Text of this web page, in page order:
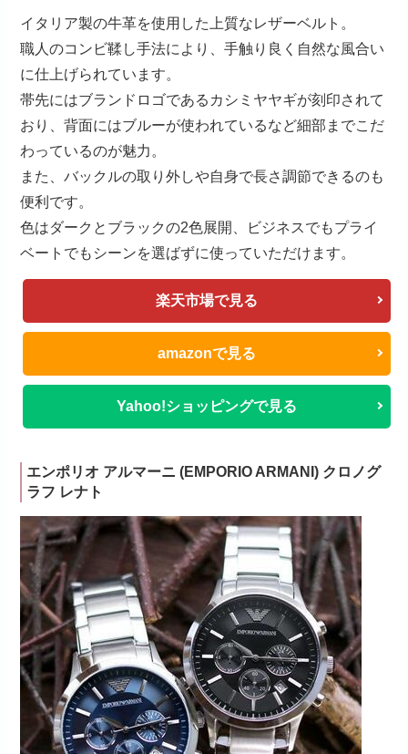
イタリア製の牛革を使用した上質なレザーベルト。
職人のコンビ鞣し手法により、手触り良く自然な風合い
に仕上げられています。
帯先にはブランドロゴであるカシミヤヤギが刻印されて
おり、背面にはブルーが使われているなど細部までこだ
わっているのが魅力。
また、バックルの取り外しや自身で長さ調節できるのも
便利です。
色はダークとブラックの2色展開、ビジネスでもプライ
ベートでもシーンを選ばずに使っていただけます。
楽天市場で見る
amazonで見る
Yahoo!ショッピングで見る
エンポリオ アルマーニ (EMPORIO ARMANI) クロノグ
ラフ レナト